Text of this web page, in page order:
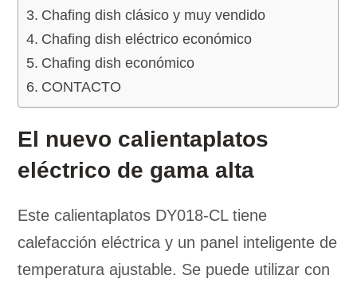
Chafing dish clásico y muy vendido
Chafing dish eléctrico económico
Chafing dish económico
CONTACTO
El nuevo calientaplatos
eléctrico de gama alta
Este calientaplatos DY018-CL tiene
calefacción eléctrica y un panel inteligente de
temperatura ajustable. Se puede utilizar con